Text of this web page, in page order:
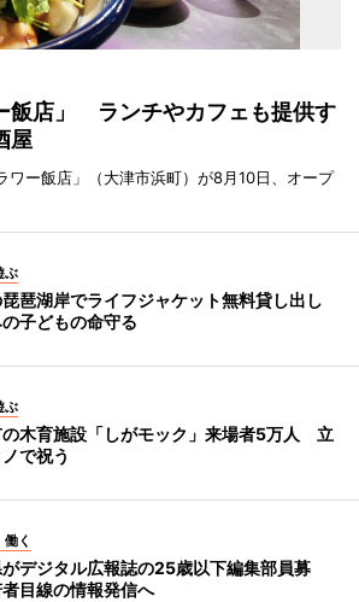
飯店」 ランチやカフェも提供す
屋
ワー飯店」（大津市浜町）が8月10日、オープ
ぶ
琶湖岸でライフジャケット無料貸し出し
子どもの命守る
ぶ
の木育施設「しがモック」来場者5万人 立
で祝う
く
デジタル広報誌の25歳以下編集部員募
目線の情報発信へ